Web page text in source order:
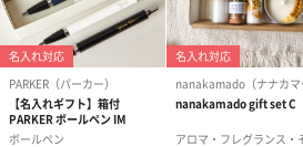
生花
生花のブーケを同梱します。
※9-15時にご注文いただく場合、最短の
も1日遅くなります。